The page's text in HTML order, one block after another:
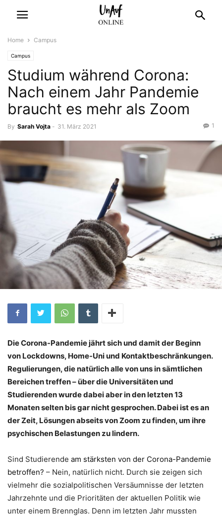
Home Campus
Campus
Studium während Corona:
Nach einem Jahr Pandemie
braucht es mehr als Zoom
By Sarah Vojta - 31. März 2021 1
Die Corona-Pandemie jährt sich und damit der Beginn
von Lockdowns, Home-Uni und Kontaktbeschränkungen.
Regulierungen, die natürlich alle von uns in sämtlichen
Bereichen treffen – über die Universitäten und
Studierenden wurde dabei aber in den letzten 13
Monaten selten bis gar nicht gesprochen. Dabei ist es an
der Zeit, Lösungen abseits von Zoom zu finden, um ihre
psychischen Belastungen zu lindern.
Sind Studierende am stärksten von der Corona-Pandemie
betroffen? – Nein, natürlich nicht. Durch sie zeigen sich
vielmehr die sozialpolitischen Versäumnisse der letzten
Jahrzehnte und die Prioritäten der aktuellen Politik wie
unter einem Brennglas. Denn im letzten Jahr mussten